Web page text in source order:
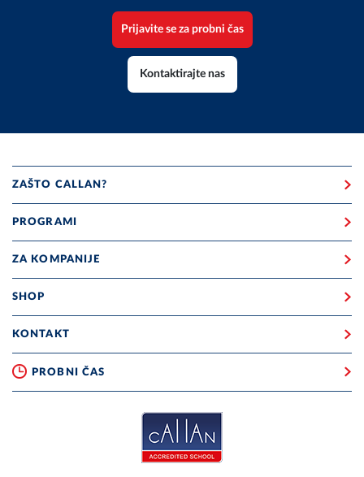
Prijavite se za probni čas
Kontaktirajte nas
ZAŠTO CALLAN?
PROGRAMI
ZA KOMPANIJE
SHOP
KONTAKT
PROBNI ČAS